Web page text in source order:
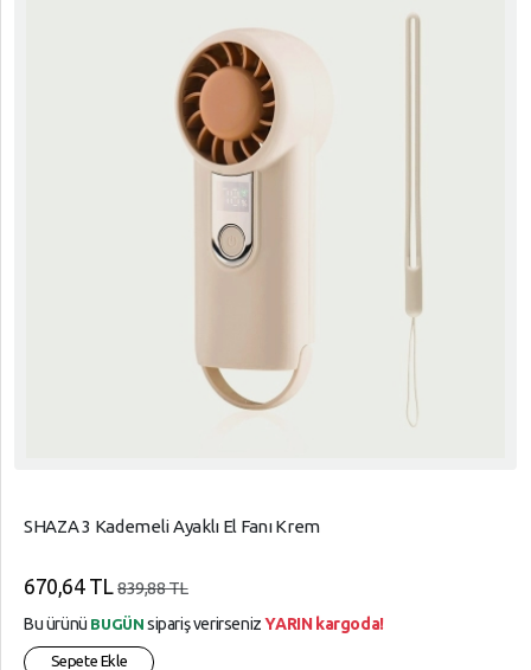
SHAZA 3 Kademeli Ayaklı El Fanı Krem
670,64 TL 839,88 TL
Bu ürünü BUGÜN sipariş verirsenizYARIN kargoda!
Sepete Ekle